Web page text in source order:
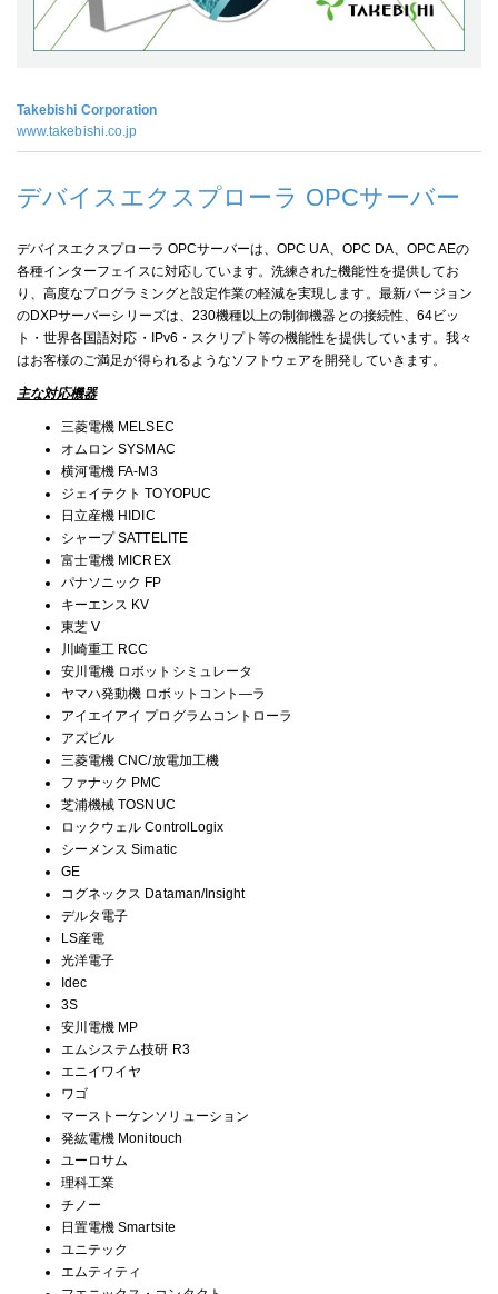
Takebishi Corporation
www.takebishi.co.jp
デバイスエクスプローラ OPCサーバー
デバイスエクスプローラ OPCサーバーは、OPC UA、OPC DA、OPC AEの
各種インターフェイスに対応しています。洗練された機能性を提供してお
り、高度なプログラミングと設定作業の軽減を実現します。最新バージョン
のDXPサーバーシリーズは、230機種以上の制御機器との接続性、64ビッ
ト・世界各国語対応・IPv6・スクリプト等の機能性を提供しています。我々
はお客様のご満足が得られるようなソフトウェアを開発していきます。
主な対応機器
三菱電機 MELSEC
オムロン SYSMAC
横河電機 FA-M3
ジェイテクト TOYOPUC
日立産機 HIDIC
シャープ SATTELITE
富士電機 MICREX
パナソニック FP
キーエンス KV
東芝 V
川崎重工 RCC
安川電機 ロボットシミュレータ
ヤマハ発動機 ロボットコント―ラ
アイエイアイ プログラムコントローラ
アズビル
三菱電機 CNC/放電加工機
ファナック PMC
芝浦機械 TOSNUC
ロックウェル ControlLogix
シーメンス Simatic
GE
コグネックス Dataman/Insight
デルタ電子
LS産電
光洋電子
Idec
3S
安川電機 MP
エムシステム技研 R3
エニイワイヤ
ワゴ
マーストーケンソリューション
発紘電機 Monitouch
ユーロサム
理科工業
チノー
日置電機 Smartsite
ユニテック
エムティティ